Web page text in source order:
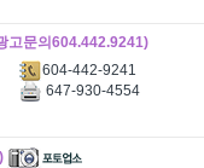
고문의604.442.9241)
604-442-9241
647-930-4554